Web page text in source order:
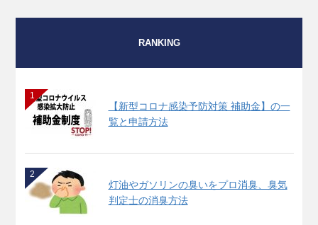
RANKING
1
【新型コロナ感染予防対策 補助金】の一
覧と申請方法
2
灯油やガソリンの臭いをプロ消臭、臭気
判定士の消臭方法